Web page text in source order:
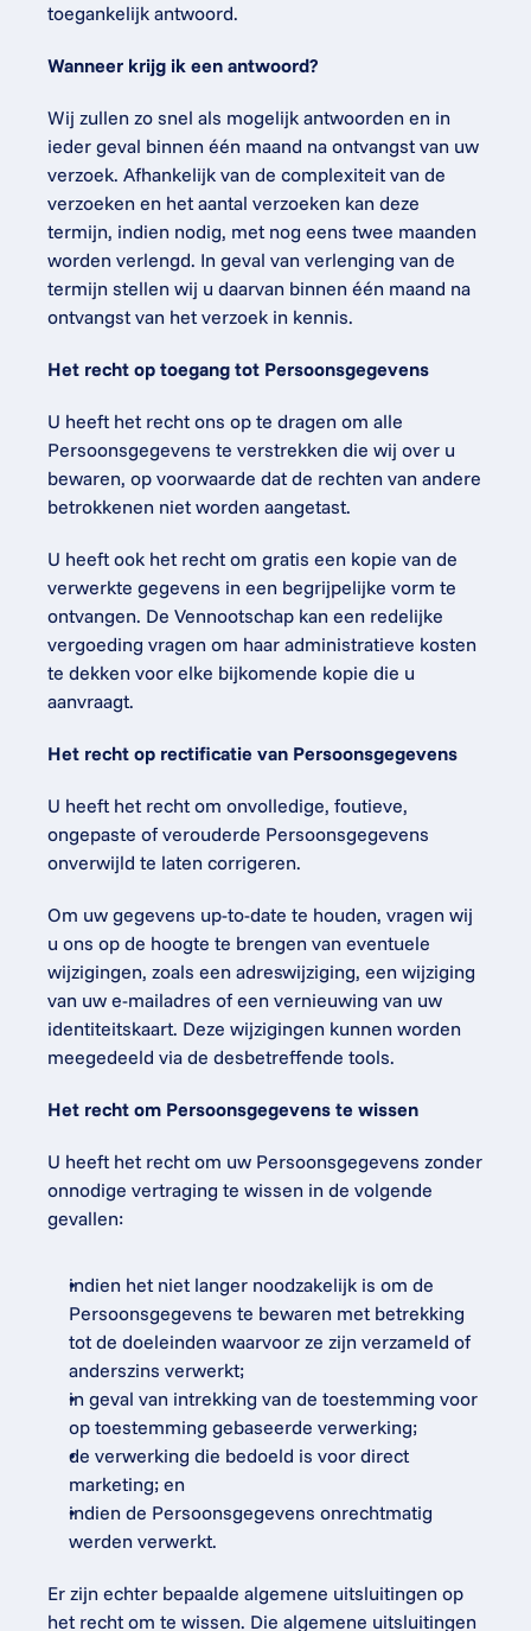
toegankelijk antwoord.
Wanneer krijg ik een antwoord?
Wij zullen zo snel als mogelijk antwoorden en in
ieder geval binnen één maand na ontvangst van uw
verzoek. Afhankelijk van de complexiteit van de
verzoeken en het aantal verzoeken kan deze
termijn, indien nodig, met nog eens twee maanden
worden verlengd. In geval van verlenging van de
termijn stellen wij u daarvan binnen één maand na
ontvangst van het verzoek in kennis.
Het recht op toegang tot Persoonsgegevens
U heeft het recht ons op te dragen om alle
Persoonsgegevens te verstrekken die wij over u
bewaren, op voorwaarde dat de rechten van andere
betrokkenen niet worden aangetast.
U heeft ook het recht om gratis een kopie van de
verwerkte gegevens in een begrijpelijke vorm te
ontvangen. De Vennootschap kan een redelijke
vergoeding vragen om haar administratieve kosten
te dekken voor elke bijkomende kopie die u
aanvraagt.
Het recht op rectificatie van Persoonsgegevens
U heeft het recht om onvolledige, foutieve,
ongepaste of verouderde Persoonsgegevens
onverwijld te laten corrigeren.
Om uw gegevens up-to-date te houden, vragen wij
u ons op de hoogte te brengen van eventuele
wijzigingen, zoals een adreswijziging, een wijziging
van uw e-mailadres of een vernieuwing van uw
identiteitskaart. Deze wijzigingen kunnen worden
meegedeeld via de desbetreffende tools.
Het recht om Persoonsgegevens te wissen
U heeft het recht om uw Persoonsgegevens zonder
onnodige vertraging te wissen in de volgende
gevallen:
indien het niet langer noodzakelijk is om de
Persoonsgegevens te bewaren met betrekking
tot de doeleinden waarvoor ze zijn verzameld of
anderszins verwerkt;
in geval van intrekking van de toestemming voor
op toestemming gebaseerde verwerking;
de verwerking die bedoeld is voor direct
marketing; en
indien de Persoonsgegevens onrechtmatig
werden verwerkt.
Er zijn echter bepaalde algemene uitsluitingen op
het recht om te wissen. Die algemene uitsluitingen